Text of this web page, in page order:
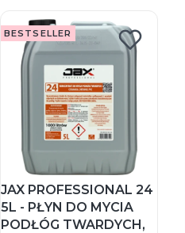
BESTSELLER
JAX PROFESSIONAL 24
5L - PŁYN DO MYCIA
PODŁÓG TWARDYCH,